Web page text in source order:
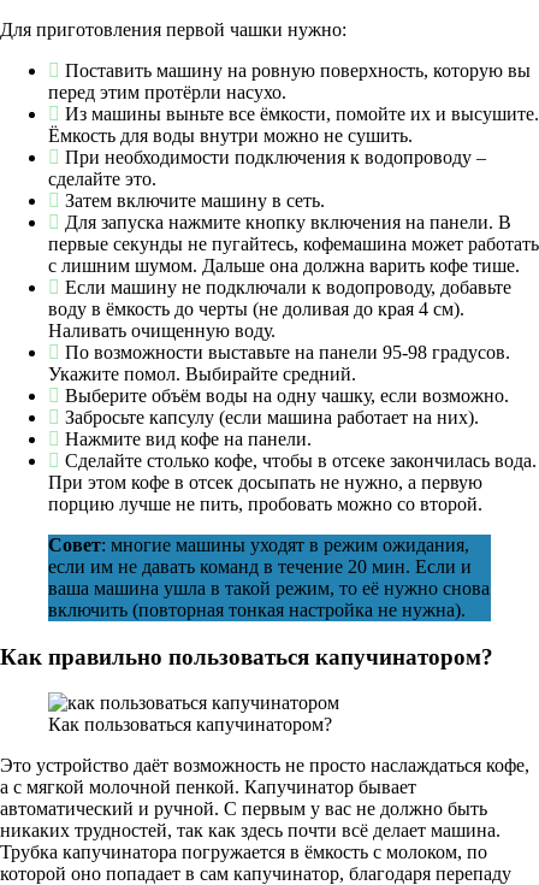
Для приготовления первой чашки нужно:
Поставить машину на ровную поверхность, которую вы
перед этим протёрли насухо.
Из машины выньте все ёмкости, помойте их и высушите.
Ёмкость для воды внутри можно не сушить.
При необходимости подключения к водопроводу –
сделайте это.
Затем включите машину в сеть.
Для запуска нажмите кнопку включения на панели. В
первые секунды не пугайтесь, кофемашина может работать
с лишним шумом. Дальше она должна варить кофе тише.
Если машину не подключали к водопроводу, добавьте
воду в ёмкость до черты (не доливая до края 4 см).
Наливать очищенную воду.
По возможности выставьте на панели 95-98 градусов.
Укажите помол. Выбирайте средний.
Выберите объём воды на одну чашку, если возможно.
Забросьте капсулу (если машина работает на них).
Нажмите вид кофе на панели.
Сделайте столько кофе, чтобы в отсеке закончилась вода.
При этом кофе в отсек досыпать не нужно, а первую
порцию лучше не пить, пробовать можно со второй.
Совет: многие машины уходят в режим ожидания,
если им не давать команд в течение 20 мин. Если и
ваша машина ушла в такой режим, то её нужно снова
включить (повторная тонкая настройка не нужна).
Как правильно пользоваться капучинатором?
Как пользоваться капучинатором?
Это устройство даёт возможность не просто наслаждаться кофе,
а с мягкой молочной пенкой. Капучинатор бывает
автоматический и ручной. С первым у вас не должно быть
никаких трудностей, так как здесь почти всё делает машина.
Трубка капучинатора погружается в ёмкость с молоком, по
которой оно попадает в сам капучинатор, благодаря перепаду